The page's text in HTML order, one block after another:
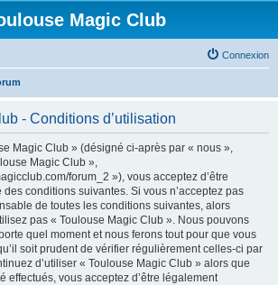
Magic Club
Connexion
- Conditions d’utilisation
Magic Club » (désigné ci-après par « nous »,
Magic Club »,
forum_2 »), vous acceptez d’être
conditions suivantes. Si vous n’acceptez pas
de toutes les conditions suivantes, alors
pas « Toulouse Magic Club ». Nous pouvons
quel moment et nous ferons tout pour que vous
soit prudent de vérifier régulièrement celles-ci par
d’utiliser « Toulouse Magic Club » alors que
effectués, vous acceptez d’être légalement